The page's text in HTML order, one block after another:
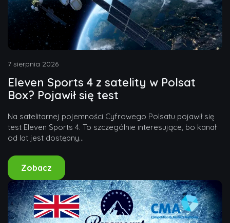
7 sierpnia 2026
Eleven Sports 4 z satelity w Polsat
Box? Pojawił się test
Na satelitarnej pojemności Cyfrowego Polsatu pojawił się
test Eleven Sports 4. To szczególnie interesujące, bo kanał
od lat jest dostępny...
Zobacz